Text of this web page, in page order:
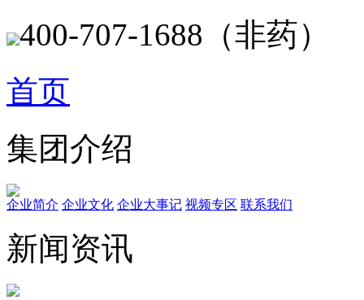
400-707-1688（非药）
首页
集团介绍
企业简介 企业文化 企业⼤事记 视频专区 联系我们
新闻资讯